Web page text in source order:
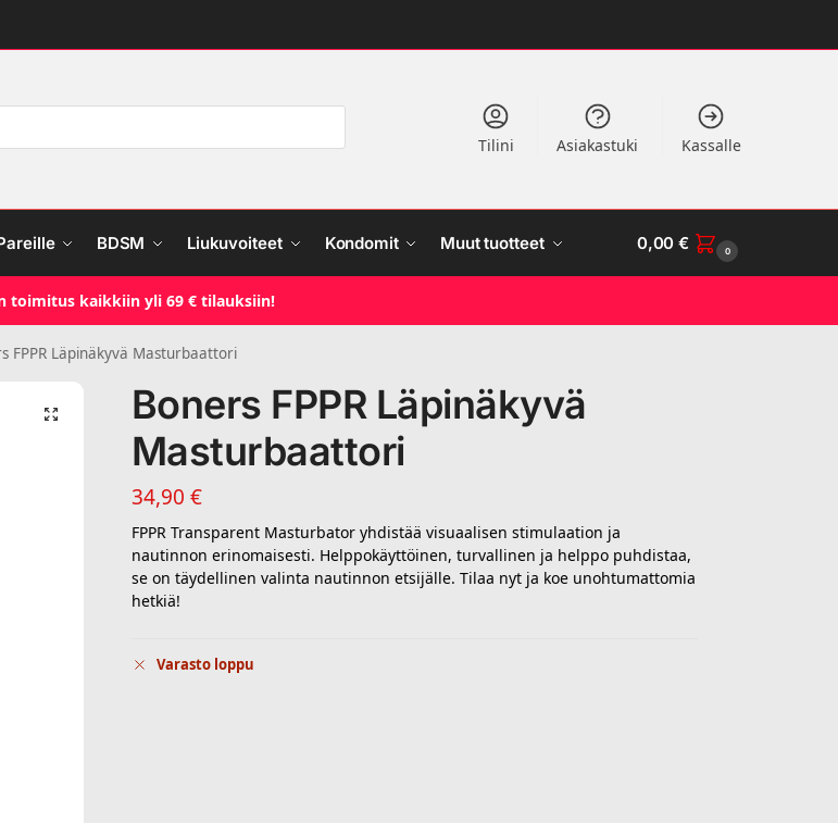
Tilini Asiakastuki Kassalle
BDSM Liukuvoiteet Kondomit Muut tuotteet 0,00€ 0
toimitus kaikkiin yli 69 € tilauksiin!
FPPR Läpinäkyvä Masturbaattori
Boners FPPR Läpinäkyvä
Masturbaattori
34,90 €
FPPR Transparent Masturbator yhdistää visuaalisen stimulaation ja
nautinnon erinomaisesti. Helppokäyttöinen, turvallinen ja helppo puhdistaa,
se on täydellinen valinta nautinnon etsijälle. Tilaa nyt ja koe unohtumattomia
hetkiä!
Varasto loppu